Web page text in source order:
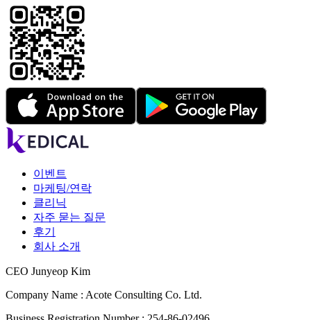
이벤트
마케팅/연락
클리닉
자주 묻는 질문
후기
회사 소개
CEO Junyeop Kim
Company Name : Acote Consulting Co. Ltd.